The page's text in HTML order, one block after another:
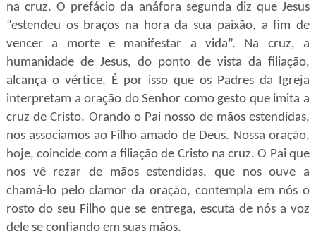
na cruz. O prefácio da anáfora segunda diz que Jesus
“estendeu os braços na hora da sua paixão, a fim de
vencer a morte e manifestar a vida”. Na cruz, a
humanidade de Jesus, do ponto de vista da filiação,
alcança o vértice. É por isso que os Padres da Igreja
interpretam a oração do Senhor como gesto que imita a
cruz de Cristo. Orando o Pai nosso de mãos estendidas,
nos associamos ao Filho amado de Deus. Nossa oração,
hoje, coincide com a filiação de Cristo na cruz. O Pai que
nos vê rezar de mãos estendidas, que nos ouve a
chamá-lo pelo clamor da oração, contempla em nós o
rosto do seu Filho que se entrega, escuta de nós a voz
dele se confiando em suas mãos.